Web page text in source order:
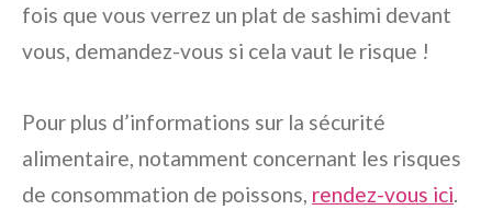
fois que vous verrez un plat de sashimi devant
vous, demandez-vous si cela vaut le risque !
Pour plus d’informations sur la sécurité
alimentaire, notamment concernant les risques
de consommation de poissons, rendez-vous ici